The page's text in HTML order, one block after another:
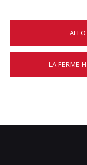
LA FERME